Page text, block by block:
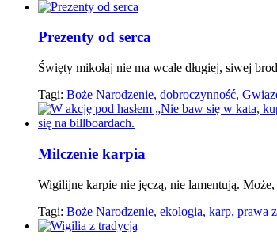
Prezenty od serca
Święty mikołaj nie ma wcale długiej, siwej
Tagi: Boże Narodzenie, dobroczynność,
Milczenie karpia
Wigilijne karpie nie jęczą, nie lamentują.
Tagi: Boże Narodzenie, ekologia, karp, prawa